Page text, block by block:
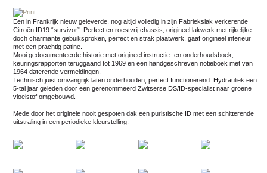
Een in Frankrijk nieuw geleverde, nog altijd volledig in zijn Fabriekslak verkerende
Citroën ID19 “survivor”. Perfect en roestvrij chassis, origineel lakwerk met rijkelijke
doch charmante gebuiksproken, perfect en strak plaatwerk, gaaf origineel interieur
met een prachtig patine.
Mooi gedocumenteerde historie met origineel instructie- en onderhoudsboek,
keuringsrapporten teruggaand tot 1969 en een handgeschreven notieboek met van
1964 daterende vermeldingen.
Technisch juist omvangrijk laten onderhouden, perfect functionerend. Hydrauliek een
5-tal jaar geleden door een gerenommeerd Zwitserse DS/ID-specialist naar groene
vloeistof omgebouwd.
Mede door het originele nooit gespoten dak een puristische ID met een schitterende
uitstraling in een periodieke kleurstelling.